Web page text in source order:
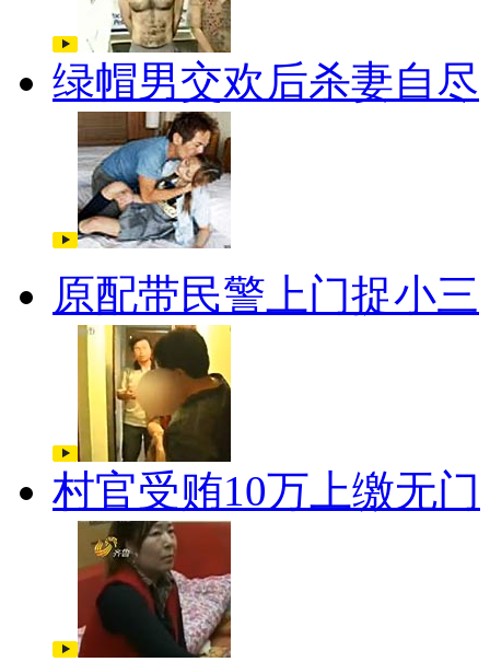
绿帽男交欢后杀妻自尽
原配带民警上门捉小三
村官受贿10万上缴无门